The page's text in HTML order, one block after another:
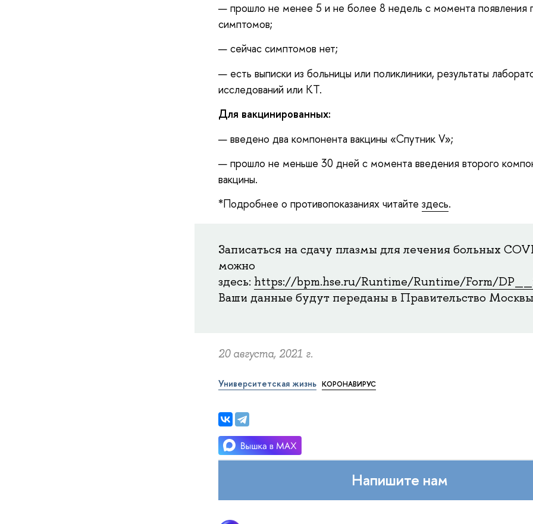
— прошло не менее 5 и не более 8 недель с момента появления
симптомов;
— сейчас симптомов нет;
— есть выписки из больницы или поликлиники, результаты
исследований или КТ.
Для вакцинированных:
— введено два компонента вакцины «Спутник V»;
— прошло не меньше 30 дней с момента введения второго
вакцины.
*Подробнее о противопоказаниях читайте здесь.
Записаться на сдачу плазмы для лечения больных
можно
здесь: https://bpm.hse.ru/Runtime/Runtime/Form/
Ваши данные будут переданы в Правительство
20 августа, 2021 г.
Университетская жизнь КОРОНАВИРУС
Напишите нам